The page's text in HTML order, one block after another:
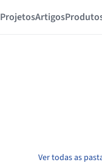
ProjetosArtigos
Ver todas as